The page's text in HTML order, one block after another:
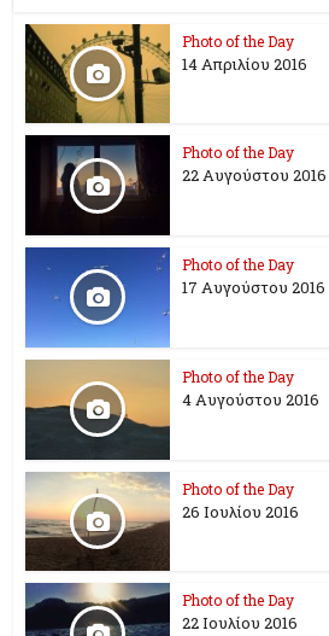
Photo of the Day
14 Απριλίου 2016
Photo of the Day
22 Αυγούστου 2016
Photo of the Day
17 Aυγούστου 2016
Photo of the Day
4 Αυγούστου 2016
Photo of the Day
26 Ioυλίου 2016
Photo of the Day
22 Ιουλίου 2016